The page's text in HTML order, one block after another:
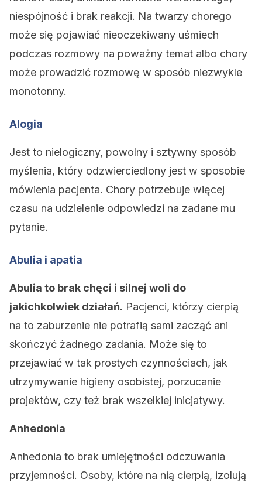
niespójność i brak reakcji. Na twarzy chorego
może się pojawiać nieoczekiwany uśmiech
podczas rozmowy na poważny temat albo chory
może prowadzić rozmowę w sposób niezwykle
monotonny.
Alogia
Jest to nielogiczny, powolny i sztywny sposób
myślenia, który odzwierciedlony jest w sposobie
mówienia pacjenta. Chory potrzebuje więcej
czasu na udzielenie odpowiedzi na zadane mu
pytanie.
Abulia i apatia
Abulia to brak chęci i silnej woli do
jakichkolwiek działań. Pacjenci, którzy cierpią
na to zaburzenie nie potrafią sami zacząć ani
skończyć żadnego zadania. Może się to
przejawiać w tak prostych czynnościach, jak
utrzymywanie higieny osobistej, porzucanie
projektów, czy też brak wszelkiej inicjatywy.
Anhedonia
Anhedonia to brak umiejętności odczuwania
przyjemności. Osoby, które na nią cierpią, izolują